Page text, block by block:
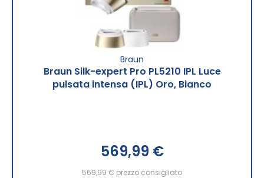
Braun
Braun Silk-expert Pro PL5210 IPL Luce
pulsata intensa (IPL) Oro, Bianco
569,99 €
569,99 € prezzo consigliato